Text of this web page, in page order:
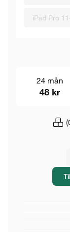
iPad Pro
24 mån
48 kr